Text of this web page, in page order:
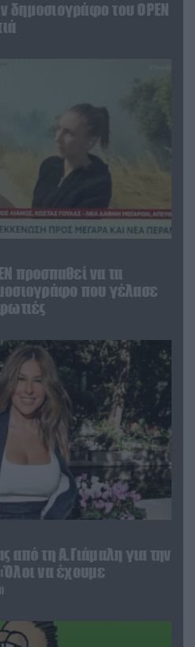
δημοσιογράφο του OPEN
προσπαθεί να τα
που γέλασε
από τη Α.Γιάμαλη για την
να έχουμε